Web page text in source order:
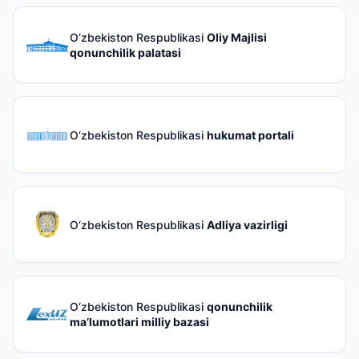
O‘zbekiston Respublikasi Oliy Majlisi
qonunchilik palatasi
O‘zbekiston Respublikasi hukumat portali
O‘zbekiston Respublikasi Adliya vazirligi
O‘zbekiston Respublikasi qonunchilik
ma’lumotlari milliy bazasi